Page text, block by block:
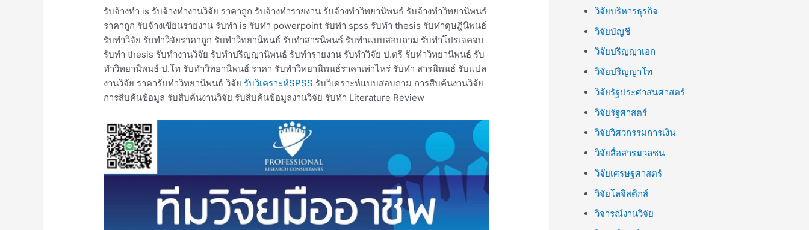
รับจ้างทำ is รับจ้างทํางานวิจัย ราคาถูก รับจ้างทํารายงาน รับจ้างทําวิทยานิพนธ์ รับจ้างทําวิทยานิพนธ์
ราคาถูก รับจ้างเขียนรายงาน รับทำ is รับทำ powerpoint รับทำ spss รับทำ thesis รับทำดุษฎีนิพนธ์
รับทำวิจัย รับทำวิจัยราคาถูก รับทำวิทยานิพนธ์ รับทำสารนิพนธ์ รับทำแบบสอบถาม รับทำโปรเจคจบ
รับทํา thesis รับทํางานวิจัย รับทําปริญญานิพนธ์ รับทํารายงาน รับทําวิจัย ป.ตรี รับทําวิทยานิพนธ์ รับ
ทําวิทยานิพนธ์ ป.โท รับทําวิทยานิพนธ์ ราคา รับทําวิทยานิพนธ์ราคาเท่าไหร่ รับทํา สารนิพนธ์ รับแปล
งานวิจัย ราคารับทำวิทยานิพนธ์ วิจัย รับวิเคราะห์SPSS รับวิเคราะห์แบบสอบถาม การสืบค้นงานวิจัย
การสืบค้นข้อมูล รับสืบค้นงานวิจัย รับสืบค้นข้อมูลงานวิจัย รับทำ Literature Review
วิจัยบริหารธุรกิจ
วิจัยบัญชี
วิจัยปริญญาเอก
วิจัยปริญญาโท
วิจัยรัฐประศาสนศาสตร์
วิจัยรัฐศาสตร์
วิจัยวิศวกรรมการเงิน
วิจัยสื่อสารมวลชน
วิจัยเศรษฐศาสตร์
วิจัยโลจิสติกส์
วิจารณ์งานวิจัย